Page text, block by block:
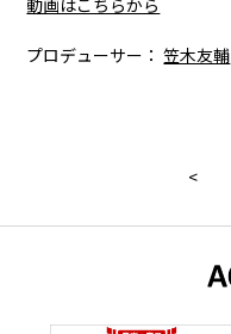
プロデューサー：笠木友輔
<